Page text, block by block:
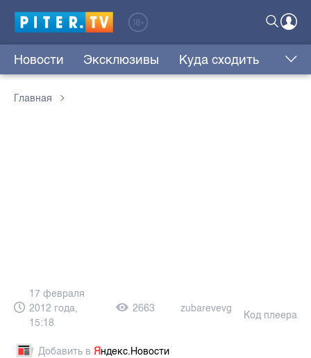
Новости Эксклюзивы Куда сходить
Главная
17 февраля
2012 года,
15:18
2663 zubarevevg
Код плеера
Добавить в Яндекс.Новости